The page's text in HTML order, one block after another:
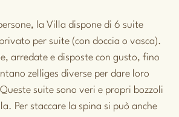
la Villa dispone di 6 suite
per suite (con doccia o vasca).
arredate e disposte con gusto, fino
zelliges diverse per dare loro
suite sono veri e propri bozzoli
Per staccare la spina si può anche